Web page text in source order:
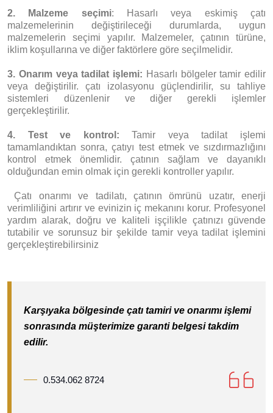
2. Malzeme seçimi: Hasarlı veya eskimiş çatı
malzemelerinin değiştirileceği durumlarda, uygun
malzemelerin seçimi yapılır. Malzemeler, çatının türüne,
iklim koşullarına ve diğer faktörlere göre seçilmelidir.
3. Onarım veya tadilat işlemi: Hasarlı bölgeler tamir edilir
veya değiştirilir. çatı izolasyonu güçlendirilir, su tahliye
sistemleri düzenlenir ve diğer gerekli işlemler
gerçekleştirilir.
4. Test ve kontrol:Tamir veya tadilat işlemi
tamamlandıktan sonra, çatıyı test etmek ve sızdırmazlığını
kontrol etmek önemlidir. çatının sağlam ve dayanıklı
olduğundan emin olmak için gerekli kontroller yapılır.
Çatı onarımı ve tadilatı, çatının ömrünü uzatır, enerji
verimliliğini artırır ve evinizin iç mekanını korur. Profesyonel
yardım alarak, doğru ve kaliteli işçilikle çatınızı güvende
tutabilir ve sorunsuz bir şekilde tamir veya tadilat işlemini
gerçekleştirebilirsiniz
Karşıyaka bölgesinde çatı tamiri ve onarımı işlemi
sonrasında müşterimize garanti belgesi takdim
edilir.
0.534.062 8724